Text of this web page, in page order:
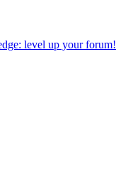
level up your forum!